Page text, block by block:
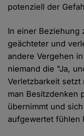
potenziell der
In einer
geächteter und
andere Vergehen
niemand die "Ja,
Verletzbarkeit setzt
man Besitzdenken
übernimmt und
aufgewertet fühlen